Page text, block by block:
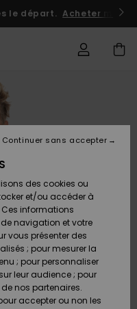
le départ. Acheter
des cookies ou
et/ou accéder à
informations
navigation et votre
vous présenter des
; pour mesurer la
; pour personnaliser
leur audience ; pour
nos partenaires.
accepter ou non les
Continuer sans accepter